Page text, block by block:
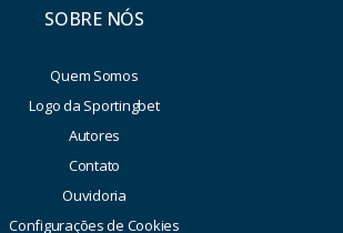
SOBRE NÓS
Quem Somos
Logo da Sportingbet
Autores
Contato
Ouvidoria
Configurações de Cookies